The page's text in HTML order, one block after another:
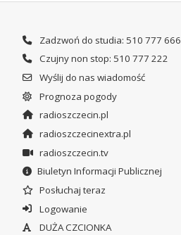
Zadzwoń do studia: 510 777 666
Czujny non stop: 510 777 222
Wyślij do nas wiadomość
Prognoza pogody
radioszczecin.pl
radioszczecinextra.pl
radioszczecin.tv
Biuletyn Informacji Publicznej
Posłuchaj teraz
Logowanie
DUŻA CZCIONKA